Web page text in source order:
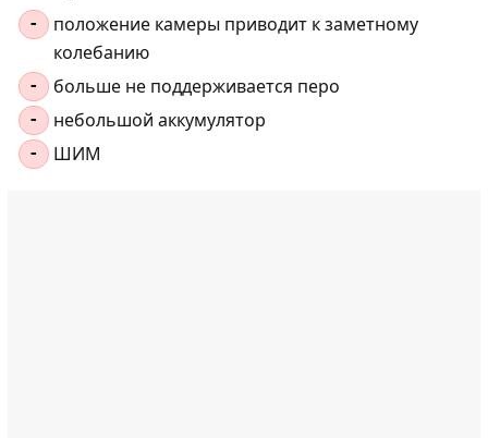
-
положение камеры приводит к заметному
колебанию
- больше не поддерживается перо
- небольшой аккумулятор
- ШИМ